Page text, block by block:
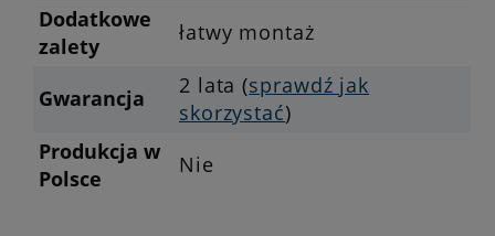
Dodatkowe
zalety
łatwy montaż
Gwarancja 2 lata (sprawdź jak
skorzystać)
Produkcja w
Polsce
Nie